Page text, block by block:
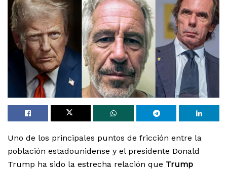
Uno de los principales puntos de fricción entre la
población estadounidense y el presidente Donald
Trump ha sido la estrecha relación que Trump